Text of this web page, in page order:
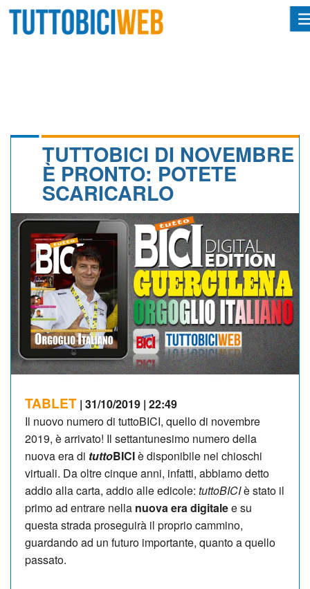
CALENDARIO
ALBI D'ORO
NEWSLETTER
TUTTOBICI DI NOVEMBRE
È PRONTO: POTETE
SCARICARLO
TABLET | 31/10/2019 | 22:49
Il nuovo numero di tuttoBICI, quello di novembre
2019, è arrivato! Il settantunesimo numero della
nuova era di tuttoBICIè disponibile nei chioschi
virtuali. Da oltre cinque anni, infatti, abbiamo detto
addio alla carta, addio alle edicole: tuttoBICIè stato il
primo ad entrare nella nuovaera digitalee su
questa strada proseguirà il proprio cammino,
guardando ad un futuro importante, quanto a quello
passato.